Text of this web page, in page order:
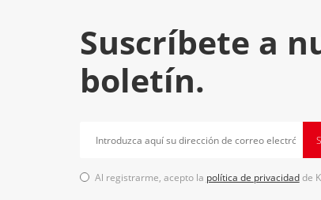
Suscríbete a
boletín.
Al registrarme, acepto la política de privacidadde